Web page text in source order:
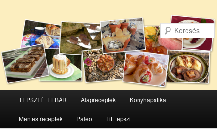
Tovább
az
Tovább
a
TEPSZI ÉTELBÁR Alapreceptek Konyhapatika
Mentes receptek Paleo Fitt tepszi